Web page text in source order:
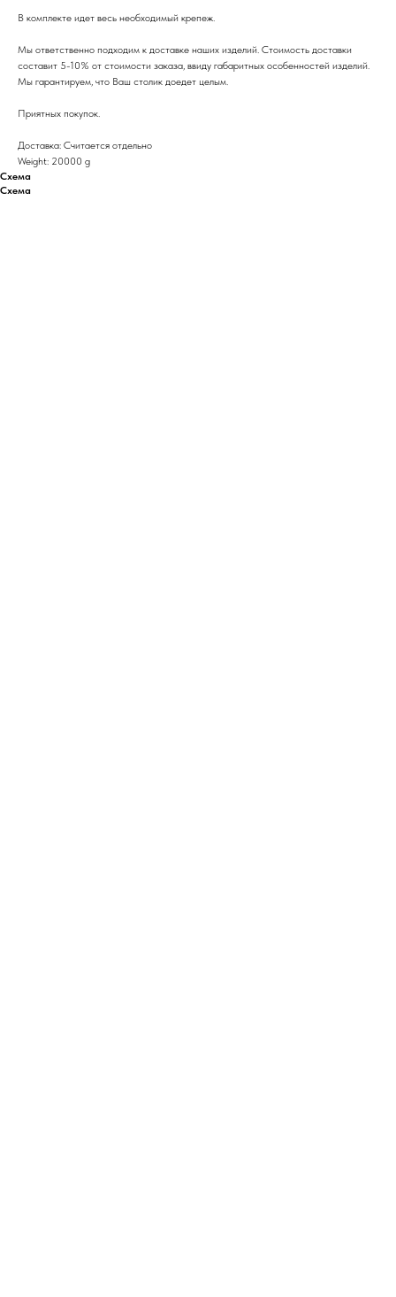
В комплекте идет весь необходимый крепеж.
Мы ответственно подходим к доставке наших изделий. Стоимость доставки
составит 5-10% от стоимости заказа, ввиду габаритных особенностей изделий.
Мы гарантируем, что Ваш столик доедет целым.
Приятных покупок.
Доставка: Считается отдельно
Weight: 20000 g
Схема
Схема